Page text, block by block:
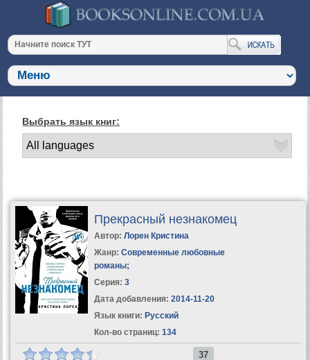
Выбрать язык книг:
Прекрасный незнакомец
Автор: Лорен Кристина
Жанр: Современные любовные
романы;
Серия: 3
Дата добавления: 2014-11-20
Язык книги: Русский
Кол-во страниц: 134
37